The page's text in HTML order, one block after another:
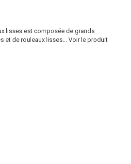
lisses est composée de grands
et de rouleaux lisses...
Voir le produit